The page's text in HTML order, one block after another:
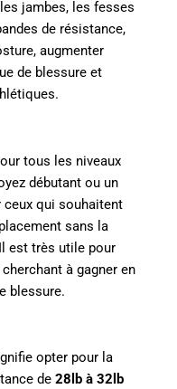
jambes, les fesses
de résistance,
augmenter
de blessure et
tous les niveaux
débutant ou un
ceux qui souhaitent
sans la
est très utile pour
à gagner en
blessure.
opter pour la
de 28lb à 32lb